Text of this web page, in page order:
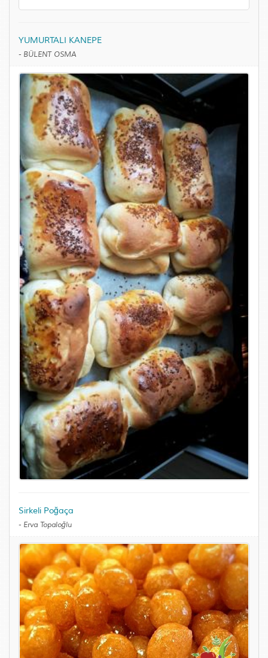
YUMURTALI KANEPE
- BÜLENT OSMA
Sirkeli Poğaça
- Erva Topaloğlu